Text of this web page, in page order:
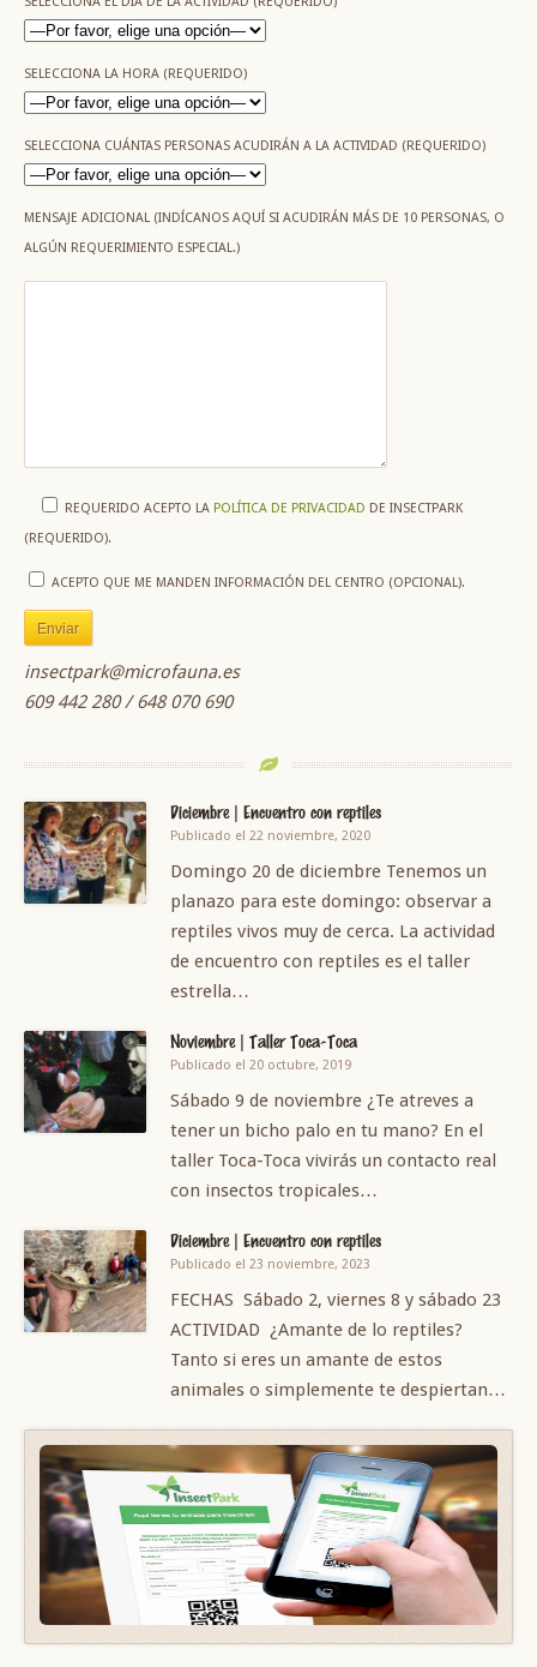
SELECCIONA LA HORA (REQUERIDO)
SELECCIONA CUÁNTAS PERSONAS ACUDIRÁN A LA ACTIVIDAD (REQUERIDO)
MENSAJE ADICIONAL (INDÍCANOS AQUÍ SI ACUDIRÁN MÁS DE 10 PERSONAS, O
ALGÚN REQUERIMIENTO ESPECIAL.)
REQUERIDO ACEPTO LA POLÍTICA DE PRIVACIDAD DE INSECTPARK
(REQUERIDO).
ACEPTO QUE ME MANDEN INFORMACIÓN DEL CENTRO (OPCIONAL).
insectpark@microfauna.es
609 442 280 / 648 070 690
Diciembre | Encuentro con reptiles
Publicado el 22 noviembre, 2020
Domingo 20 de diciembre Tenemos un
planazo para este domingo: observar a
reptiles vivos muy de cerca. La actividad
de encuentro con reptiles es el taller
estrella…
Noviembre | Taller Toca-Toca
Publicado el 20 octubre, 2019
Sábado 9 de noviembre ¿Te atreves a
tener un bicho palo en tu mano? En el
taller Toca-Toca vivirás un contacto real
con insectos tropicales…
Diciembre | Encuentro con reptiles
Publicado el 23 noviembre, 2023
FECHAS Sábado 2, viernes 8 y sábado 23
ACTIVIDAD ¿Amante de lo reptiles?
Tanto si eres un amante de estos
animales o simplemente te despiertan…